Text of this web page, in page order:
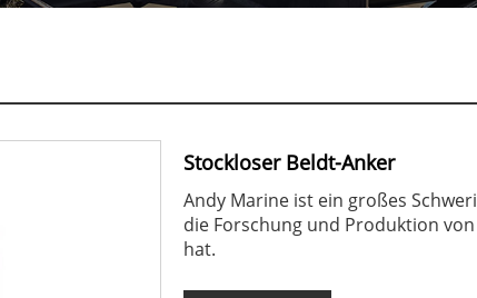
Stockloser Beldt-Anker
Andy Marine ist ein großes
die Forschung und Produktion
hat.